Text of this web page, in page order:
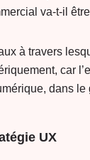
va-t-il
à travers
car
dans le
UX